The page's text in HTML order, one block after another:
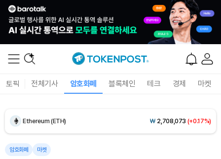
토픽 전체기사 암호화폐 블록체인 테크 경제 마켓
Ethereum (ETH) ₩ 2,708,073 (+0.17%)
Tether USDt (USDT)
암호화폐 마켓